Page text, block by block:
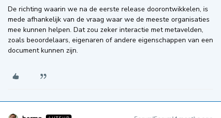
De richting waarin we na de eerste release doorontwikkelen, is
mede afhankelijk van de vraag waar we de meeste organisaties
mee kunnen helpen. Dat zou zeker interactie met metavelden,
zoals beoordelaars, eigenaren of andere eigenschappen van een
document kunnen zijn.